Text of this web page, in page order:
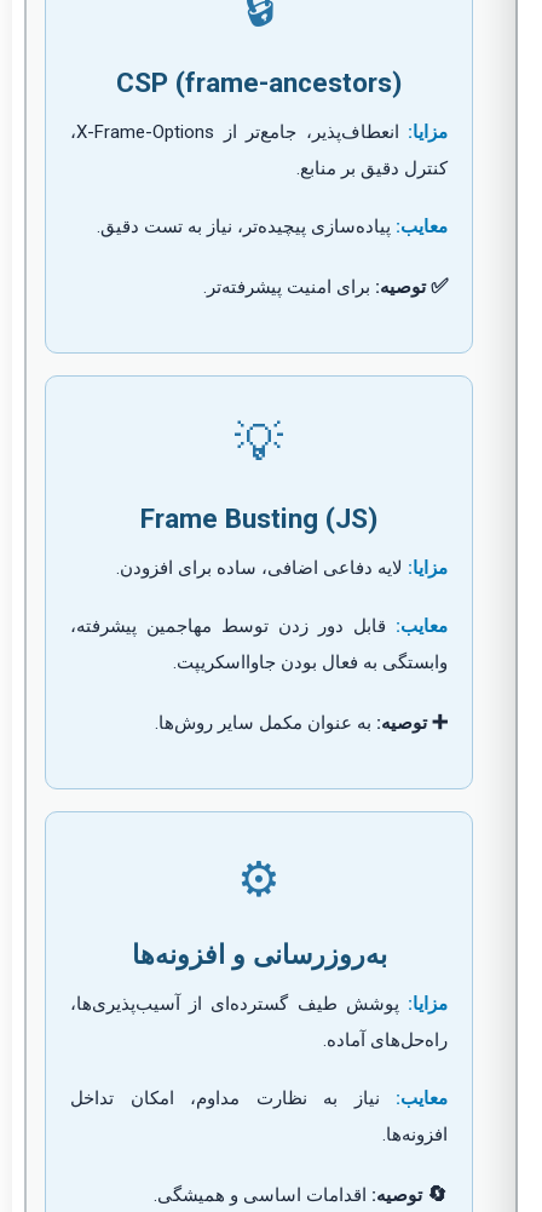
CSP (frame-ancestors)
مزایا:
انعطاف‌پذیر، جامع‌تر از X-Frame-Options،
کنترل دقیق بر منابع.
معایب:پیاده‌سازی پیچیده‌تر، نیاز به تست دقیق.
توصیه: برای امنیت پیشرفته‌تر.
💡
Frame Busting (JS)
مزایا:لایه دفاعی اضافی، ساده برای افزودن.
معایب:قابل دور زدن توسط مهاجمین پیشرفته،
وابستگی به فعال بودن جاوااسکریپت.
توصیه: به عنوان مکمل سایر روش‌ها.
⚙️
به‌روزرسانی و افزونه‌ها
مزایا:پوشش طیف گسترده‌ای از آسیب‌پذیری‌ها،
راه‌حل‌های آماده.
معایب:نیاز به نظارت مداوم، امکان تداخل
افزونه‌ها.
توصیه: اقدامات اساسی و همیشگی.